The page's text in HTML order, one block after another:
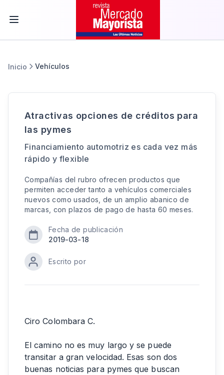
Inicio Vehículos
Atractivas opciones de créditos para
las pymes
Financiamiento automotriz es cada vez más
rápido y flexible
Compañías del rubro ofrecen productos que
permiten acceder tanto a vehículos comerciales
nuevos como usados, de un amplio abanico de
marcas, con plazos de pago de hasta 60 meses.
Fecha de publicación
2019-03-18
Escrito por
Ciro Colombara C.
El camino no es muy largo y se puede
transitar a gran velocidad. Esas son dos
buenas noticias para pymes que buscan